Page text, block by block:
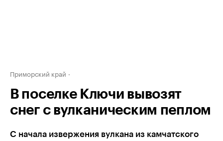
Приморский край
В поселке Ключи вывозят
снег с вулканическим пеплом
С начала извержения вулкана из камчатского